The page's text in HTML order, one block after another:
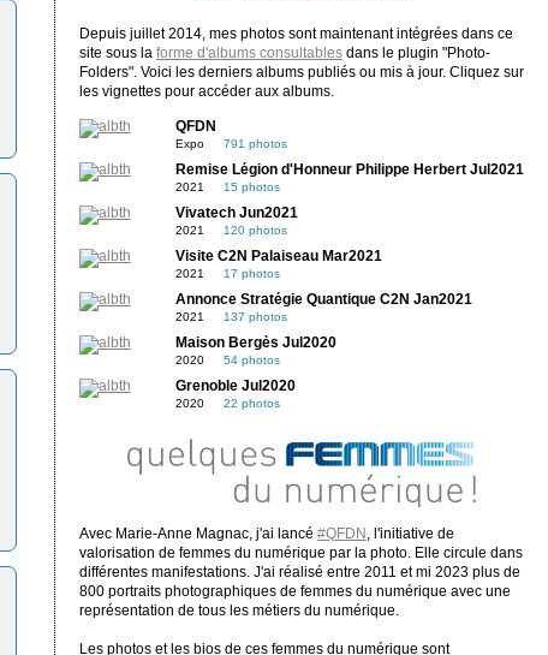
Depuis juillet 2014, mes photos sont maintenant intégrées dans ce
site sous la forme d'albums consultablesdans le plugin "Photo-
Folders". Voici les derniers albums publiés ou mis à jour. Cliquez sur
les vignettes pour accéder aux albums.
QFDN
Expo 791 photos
Remise Légion d'Honneur Philippe Herbert Jul2021
2021 15 photos
Vivatech Jun2021
2021 120 photos
Visite C2N Palaiseau Mar2021
2021 17 photos
Annonce Stratégie Quantique C2N Jan2021
2021 137 photos
Maison Bergès Jul2020
2020 54 photos
Grenoble Jul2020
2020 22 photos
Avec Marie-Anne Magnac, j'ai lancé #QFDN
, l'initiative de
valorisation de femmes du numérique par la photo. Elle circule dans
différentes manifestations. J'ai réalisé entre 2011 et mi 2023 plus de
800 portraits photographiques de femmes du numérique avec une
représentation de tous les métiers du numérique.
Les photos et les bios de ces femmes du numérique sont